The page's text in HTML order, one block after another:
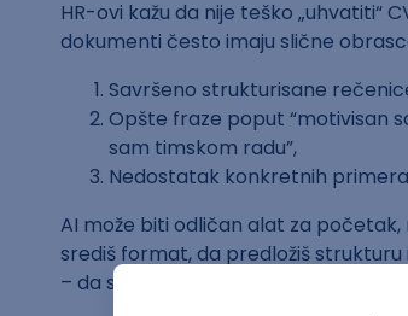
HR-ovi kažu da nije teško „uhvatiti“
dokumenti često imaju slične
Savršeno strukturisane
Opšte fraze poput “motivisan
sam timskom radu”,
Nedostatak konkretnih
AI može biti odličan alat za
središ format, da predložiš strukturu
– da sve što AI napiše, kasnije